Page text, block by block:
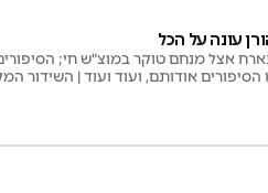
עונה על הכל
אצל מנחם טוקר במוצ"ש חי;
הסיפורים אודותם, ועוד ועוד | השידור